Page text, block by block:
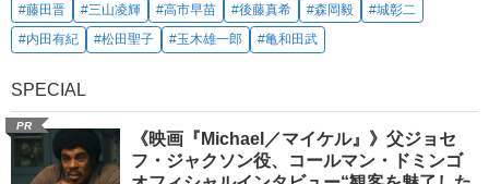
#藤田晋 #三山凌輝 #高市早苗 #後藤真希 #森岡毅
#城彰二
#内田有紀
#松田聖子 #玉木雄一郎 #亀和田武
SPECIAL
PR
《映画『Michael／マイケル』》父ジョセ
フ・ジャクソン役、コールマン・ドミンゴ